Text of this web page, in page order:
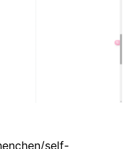
self-